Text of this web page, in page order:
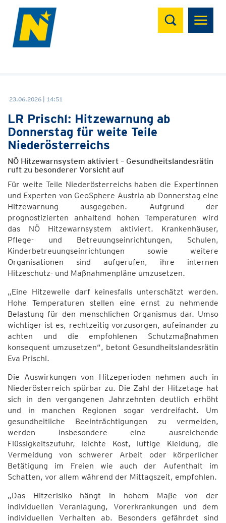
Suchen
23.06.2026 | 14:51
LR Prischl: Hitzewarnung ab
Donnerstag für weite Teile
Niederösterreichs
NÖ Hitzewarnsystem aktiviert – Gesundheitslandesrätin
ruft zu besonderer Vorsicht auf
Für weite Teile Niederösterreichs haben die Expertinnen
und Experten von GeoSphere Austria ab Donnerstag eine
Hitzewarnung ausgegeben. Aufgrund der
prognostizierten anhaltend hohen Temperaturen wird
das NÖ Hitzewarnsystem aktiviert. Krankenhäuser,
Pflege- und Betreuungseinrichtungen, Schulen,
Kinderbetreuungseinrichtungen sowie weitere
Organisationen sind aufgerufen, ihre internen
Hitzeschutz- und Maßnahmenpläne umzusetzen.
„Eine Hitzewelle darf keinesfalls unterschätzt werden.
Hohe Temperaturen stellen eine ernst zu nehmende
Belastung für den menschlichen Organismus dar. Umso
wichtiger ist es, rechtzeitig vorzusorgen, aufeinander zu
achten und die empfohlenen Schutzmaßnahmen
konsequent umzusetzen“, betont Gesundheitslandesrätin
Eva Prischl.
Die Auswirkungen von Hitzeperioden nehmen auch in
Niederösterreich spürbar zu. Die Zahl der Hitzetage hat
sich in den vergangenen Jahrzehnten deutlich erhöht
und in manchen Regionen sogar verdreifacht. Um
gesundheitliche Beeinträchtigungen zu vermeiden,
werden insbesondere eine ausreichende
Flüssigkeitszufuhr, leichte Kost, luftige Kleidung, die
Vermeidung von schwerer Arbeit oder körperlicher
Betätigung im Freien wie auch der Aufenthalt im
Schatten, vor allem während der Mittagszeit, empfohlen.
„Das Hitzerisiko hängt in hohem Maße von der
individuellen Veranlagung, Vorerkrankungen und dem
individuellen Verhalten ab. Besonders gefährdet sind